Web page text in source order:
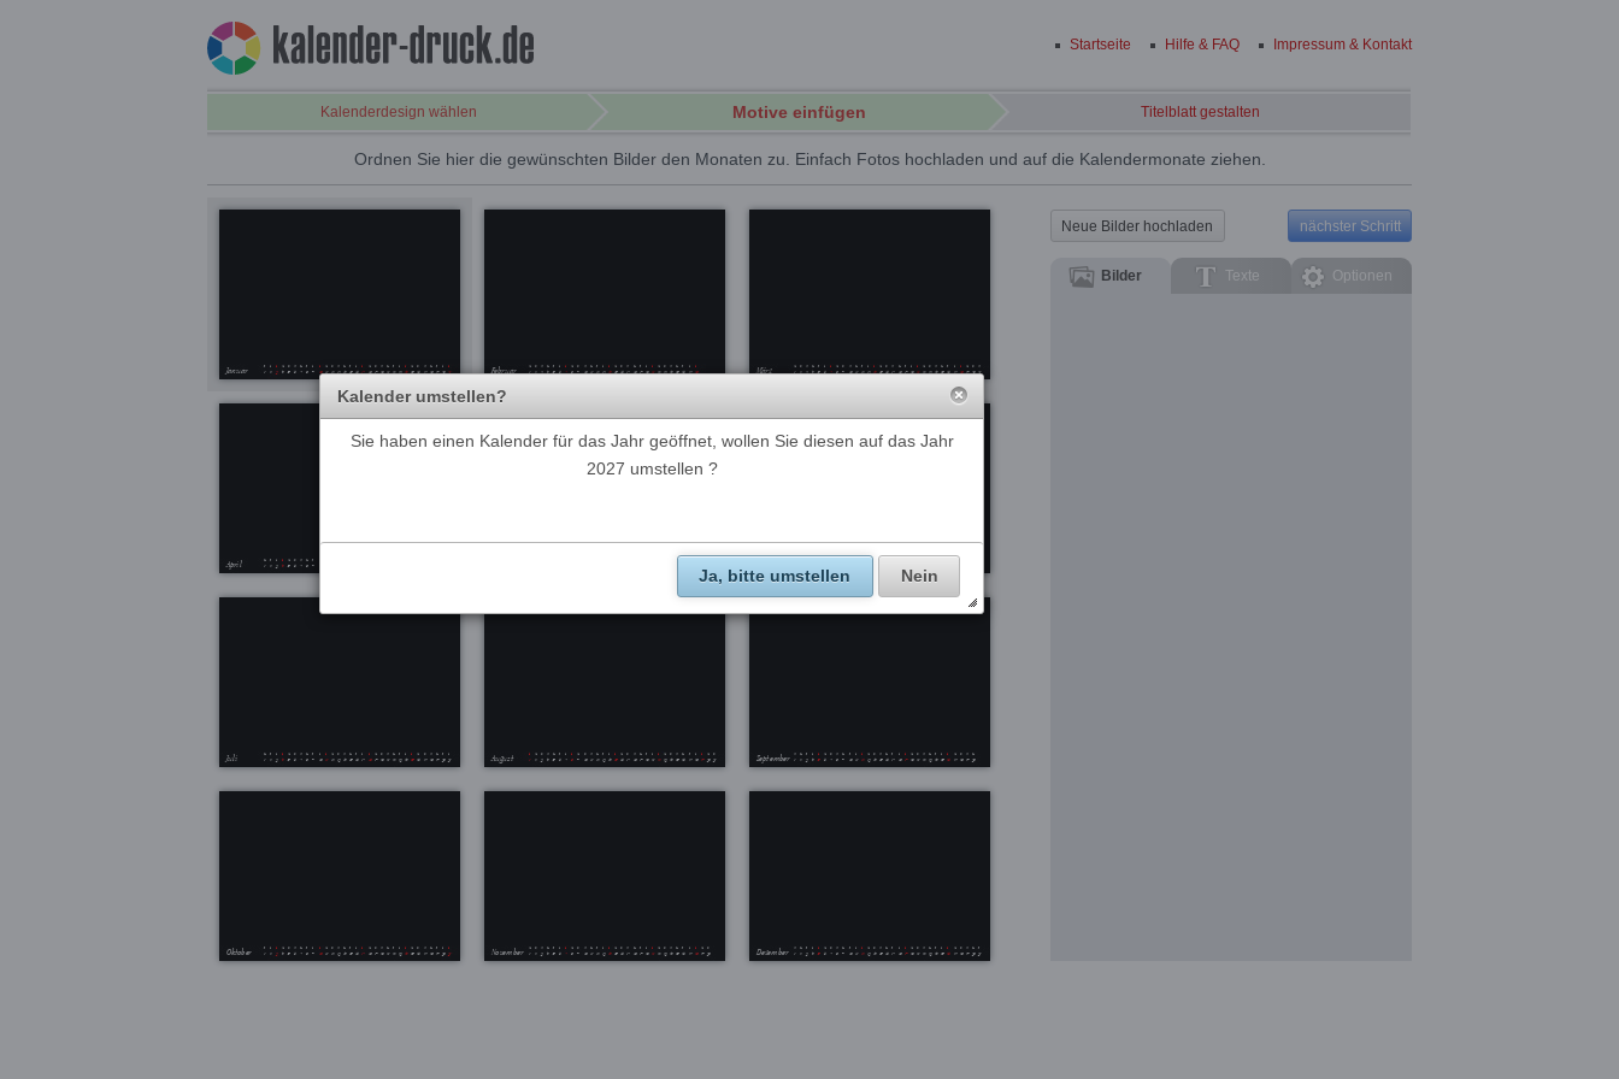
Startseite Hilfe & FAQ Impressum & Kontakt
Kalenderdesign wählen Motive einfügen Titelblatt gestalten
Ordnen Sie hier die gewünschten Bilder den Monaten zu. Einfach Fotos hochladen und auf die Kalendermonate ziehen.
Neue Bilder hochladen nächster Schritt
Bilder Texte Optionen
Kalender umstellen?
Sie haben einen Kalender für das Jahr geöffnet, wollen Sie diesen auf das Jahr
2027 umstellen ?
Ja, bitte umstellen Nein